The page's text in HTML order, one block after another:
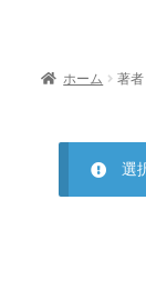
ホーム 著者
選